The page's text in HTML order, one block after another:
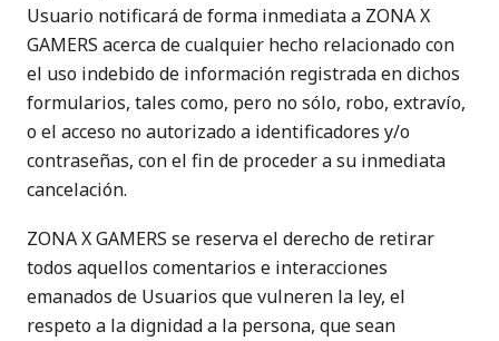
Usuario notificará de forma inmediata a ZONA X
GAMERS acerca de cualquier hecho relacionado con
el uso indebido de información registrada en dichos
formularios, tales como, pero no sólo, robo, extravío,
o el acceso no autorizado a identificadores y/o
contraseñas, con el fin de proceder a su inmediata
cancelación.
ZONA X GAMERS se reserva el derecho de retirar
todos aquellos comentarios e interacciones
emanados de Usuarios que vulneren la ley, el
respeto a la dignidad a la persona, que sean